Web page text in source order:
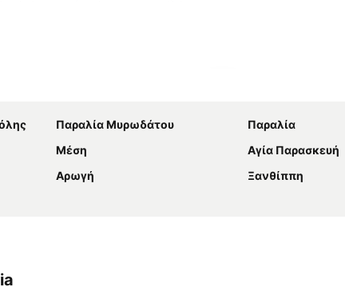
Παραλία Μυρωδάτου
Παραλία
Μέση
Αγία Παρασκευή
Aρωγή
Ξανθίππη